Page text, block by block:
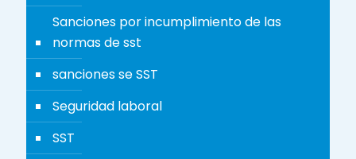
Sanciones por incumplimiento de las
normas de sst
sanciones se SST
Seguridad laboral
SST